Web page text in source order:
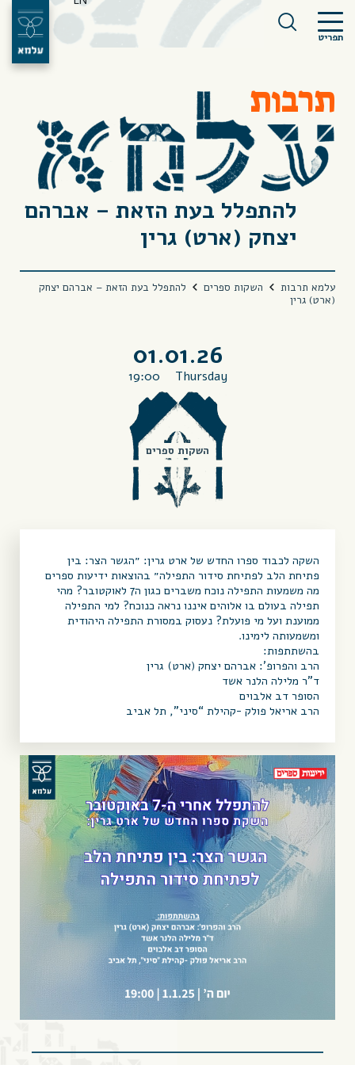
תפריט
תרבות
להתפלל בעת הזאת – אברהם
יצחק (ארט) גרין
עלמא תרבות השקות ספרים
להתפלל בעת הזאת – אברהם יצחק
(ארט) גרין
01.01.26
Thursday
19:00
השקות ספרים
השקה לכבוד ספרו החדש של ארט גרין: ״הגשר הצר: בין
פתיחת הלב לפתיחת סידור התפילה״ בהוצאות ידיעות ספרים
מה משמעות התפילה נוכח משברים כגון ה7 לאוקטובר? מהי
תפילה בעולם בו אלוהים איננו נראה כנוכח? למי התפילה
ממוענת ועל מי פועלת? נעסוק במסורת התפילה היהודית
ומשמעותה לימינו.
בהשתתפות:
הרב והפרופ’: אברהם יצחק (ארט) גרין
ד”ר מלילה הלנר אשד
הסופר דב אלבוים
הרב אריאל פולק -קהילת “סיני”, תל אביב